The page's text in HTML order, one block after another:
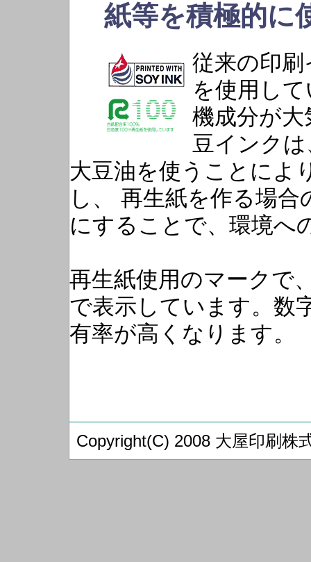
紙等を積極的に
従来の印
を使用し
機成分が
豆インク
大豆油を使うことによ
し、 再生紙を作る場
にすることで、環境へ
再生紙使用のマークで
で表示しています。数
有率が高くなります。
Copyright(C) 2008 大屋印刷